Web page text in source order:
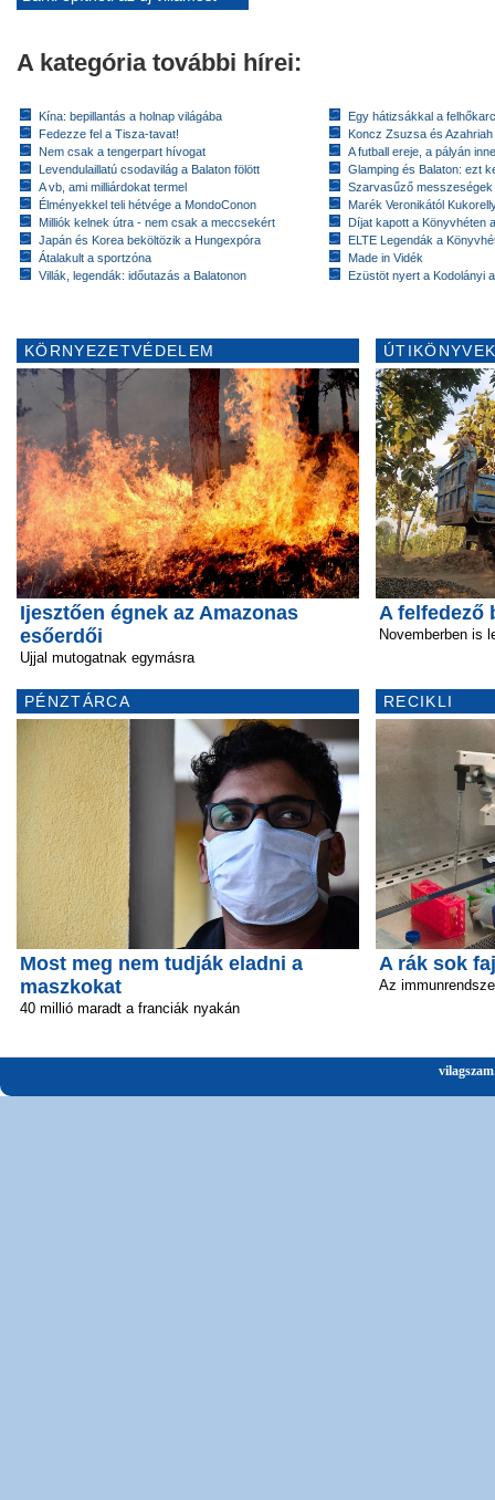
A kategória további hírei:
Kína: bepillantás a holnap világába
Fedezze fel a Tisza-tavat!
Nem csak a tengerpart hívogat
Levendulaillatú csodavilág a Balaton fölött
A vb, ami milliárdokat termel
Élményekkel teli hétvége a MondoConon
Milliók kelnek útra - nem csak a meccsekért
Japán és Korea beköltözik a Hungexpóra
Átalakult a sportzóna
Villák, legendák: időutazás a Balatonon
Egy hátizsákkal a
Koncz Zsuzsa és
A futball ereje, a pályán
Glamping és Balaton: ezt
Szarvasűző messzeségek
Marék Veronikától
Díjat kapott a Könyvhéten
ELTE Legendák a
Made in Vidék
Ezüstöt nyert a Kodolányi
KÖRNYEZETVÉDELEM
Ijesztően égnek az Amazonas
esőerdői
Ujjal mutogatnak egymásra
PÉNZTÁRCA
Most meg nem tudják eladni a
maszkokat
40 millió maradt a franciák nyakán
A felfedező
Novemberben is
RECIKLI
A rák sok
Az